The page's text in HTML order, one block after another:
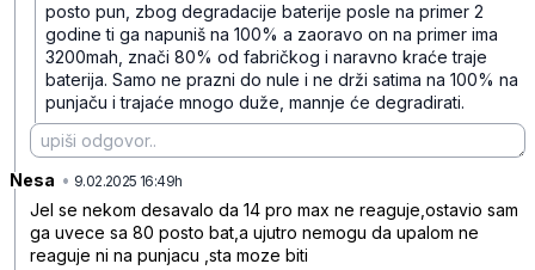
posto pun, zbog degradacije baterije posle na primer 2
godine ti ga napuniš na 100% a zaoravo on na primer ima
3200mah, znači 80% od fabričkog i naravno kraće traje
baterija. Samo ne prazni do nule i ne drži satima na 100% na
punjaču i trajaće mnogo duže, mannje će degradirati.
Nesa • 9.02.2025 16:49h
Jel se nekom desavalo da 14 pro max ne reaguje,ostavio sam
ga uvece sa 80 posto bat,a ujutro nemogu da upalom ne
reaguje ni na punjacu ,sta moze biti